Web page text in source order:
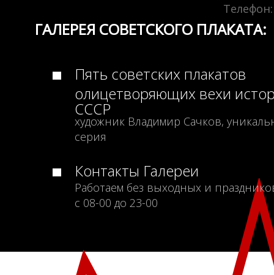
Телефон:
ГАЛЕРЕЯ СОВЕТСКОГО ПЛАКАТА:
Пять советских плакатов
олицетворяющих вехи
СССР
художник Владимир Сачков,
серия
Контакты Галереи
Работаем без выходных и
с 08-00 до 23-00